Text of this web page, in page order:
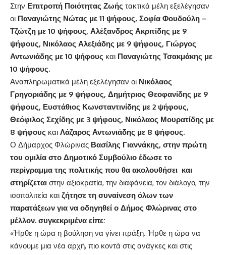
Στην Επιτροπή Ποιότητας Ζωής τακτικά μέλη εξελέγησαν
οι Παναγιώτης Νώτας με 11 ψήφους, Σοφία Φουδούλη –
Τζώτζη με 10 ψήφους, Αλέξανδρος Ακριτίδης με 9
ψήφους, Νικόλαος Αλεξιάδης με 9 ψήφους, Γιώργος
Αντωνιάδης με 10 ψήφους και Παναγιώτης Τσακμάκης με
10 ψήφους.
Αναπληρωματικά μέλη εξελέγησαν οι Νικόλαος
Γρηγοριάδης με 9 ψήφους, Δημήτριος Θεοφανίδης με 9
ψήφους, Ευστάθιος Κωνσταντινίδης με 2 ψήφους,
Θεόφιλος Σεχίδης με 3 ψήφους, Νικόλαος Μουρατίδης με
8 ψήφους και Λάζαρος Αντωνιάδης με 8 ψήφους.
Ο Δήμαρχος Φλώρινας Βασίλης Γιαννάκης, στην πρώτη
του ομιλία στο Δημοτικό Συμβούλιο έδωσε το
περίγραμμα της πολιτικής που θα ακολουθήσει και
στηρίζεται στην αξιοκρατία, την διαφάνεια, τον διάλογο, την
ισοπολιτεία και ζήτησε τη συναίνεση όλων των
παρατάξεων για να οδηγηθεί ο Δήμος Φλώρινας στο
μέλλον. συγκεκριμένα είπε:
«Ήρθε η ώρα η βούληση να γίνει πράξη. Ήρθε η ώρα να
κάνουμε μια νέα αρχή, πιο κοντά στις ανάγκες και στις